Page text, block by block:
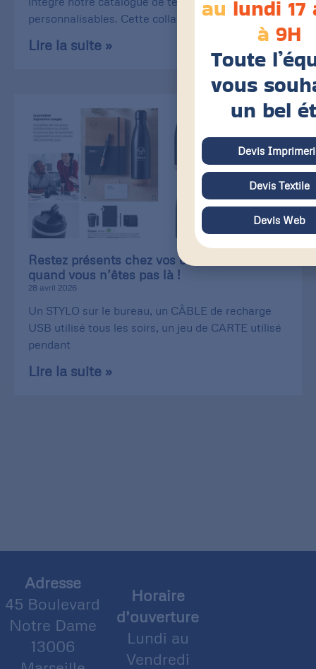
personnalisables. Cette collaboration
Lire la suite »
Restez présents chez vos clients, même
quand vous n’êtes pas là !
28 avril 2026
Un STYLO sur le bureau, un CÂBLE de recharge
USB utilisé tous les soirs, un jeu de CARTE utilisé
pendant
Lire la suite »
Adresse
45 Boulevard
Notre Dame
13006
Horaire
d’ouverture
Lundi au
Vendredi
au lundi 17
à 9H
Toute
vous
un bel
Devis
Devis Textile
Devis Web